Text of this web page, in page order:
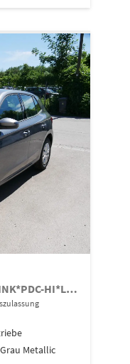
Selection 1.0 TSI *NAVI-ÜBER-SMARTLINK*PDC-HI*LED*SHZ*KLIMA*RADIO
Metallic